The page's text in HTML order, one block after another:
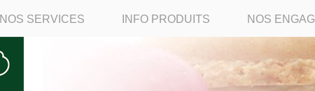
NOS SERVICES INFO PRODUITS NOS